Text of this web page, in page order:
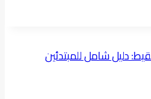
دليل شامل للمبتدئين